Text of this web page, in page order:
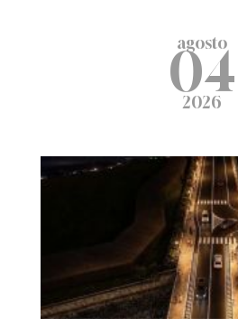
agosto
04
2026